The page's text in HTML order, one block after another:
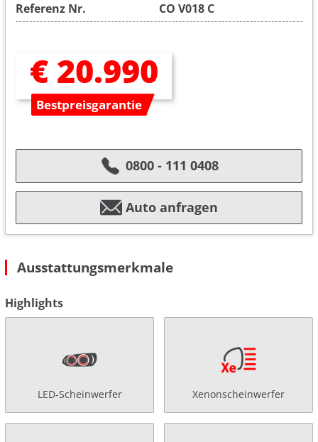
Referenz Nr.
CO V018 C
€ 20.990
Bestpreisgarantie
0800 - 111 0408
Auto anfragen
Ausstattungsmerkmale
Highlights
LED-Scheinwerfer Xenonscheinwerfer